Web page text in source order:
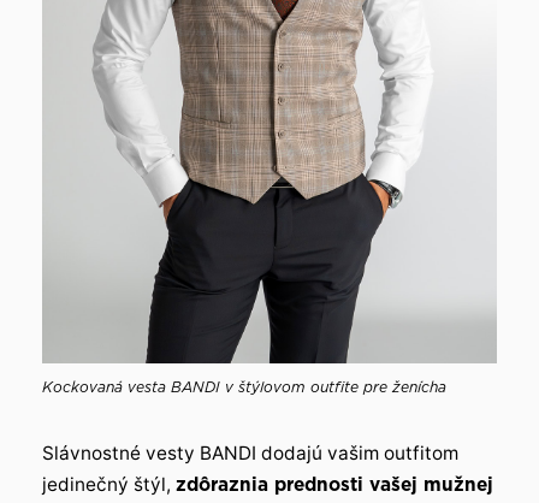
Kockovaná vesta BANDI v štýlovom outfite pre ženícha
Slávnostné vesty BANDI dodajú vašim outfitom
jedinečný štýl, zdôraznia prednosti vašej mužnej